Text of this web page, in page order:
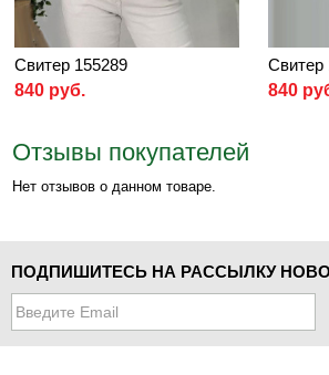
Свитер 155289
840 руб.
Свитер
840
Отзывы покупателей
Нет отзывов о данном товаре.
ПОДПИШИТЕСЬ НА РАССЫЛКУ